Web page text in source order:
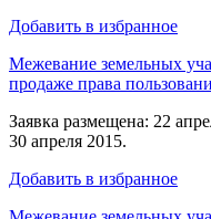
Добавить в избранное
Межевание земельных
продаже права
Заявка размещена: 22
30 апреля 2015.
Добавить в избранное